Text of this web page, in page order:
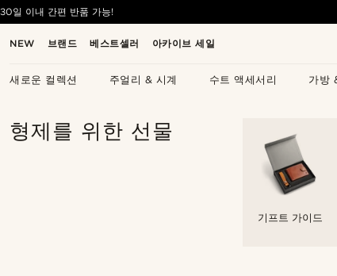
NEW 브랜드 베스트셀러 아카이브 세일
새로운 컬렉션 주얼리 & 시계 수트 액세서리 가방
30일 이내 간편 반품 가능!
형제를 위한 선물
기프트 가이드